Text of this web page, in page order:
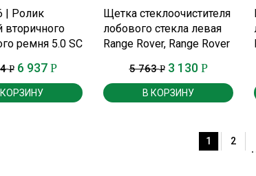
| Ролик
вторичного
ремня 5.0 SC
Р 6 937 Р
КОРЗИНУ
ПОДРОБНЕЕ
Щетка стеклоочистителя
лобового стекла левая
Range Rover, Range Rover
5 763Р 3 130 Р
В КОРЗИНУ
1 2